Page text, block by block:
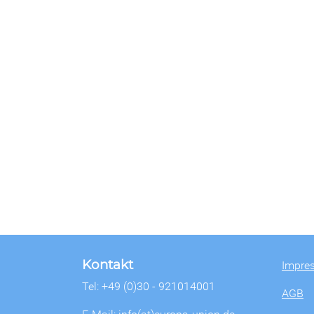
Kontakt
Tel: +49 (0)30 - 921014001
AGB